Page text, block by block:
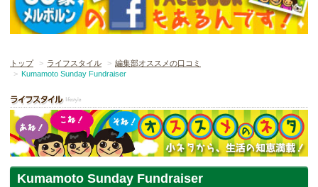
トップ ライフスタイル
編集部オススメの口コミ
Kumamoto Sunday Fundraiser
Kumamoto Sunday Fundraiser